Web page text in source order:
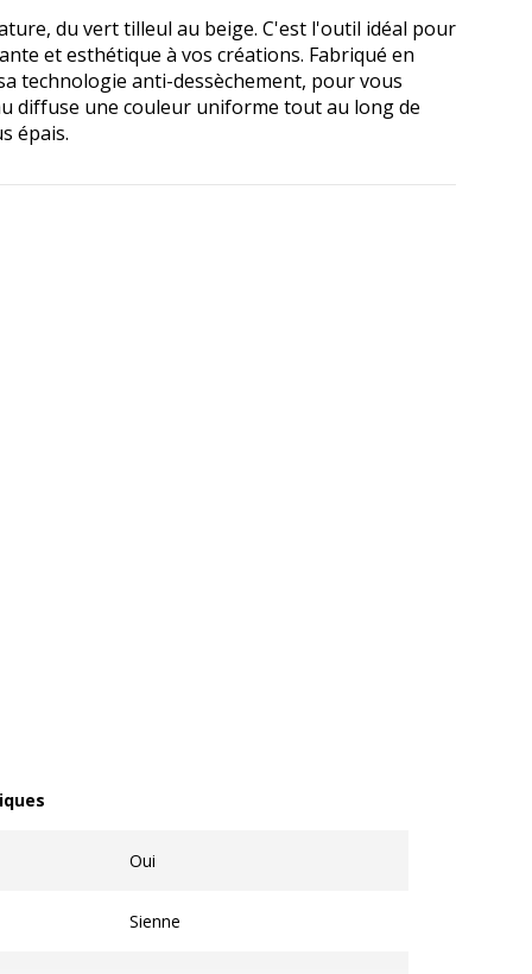
du vert tilleul au beige. C'est l'outil idéal pour
et esthétique à vos créations. Fabriqué en
technologie anti-dessèchement, pour vous
diffuse une couleur uniforme tout au long de
épais.
Oui
Sienne